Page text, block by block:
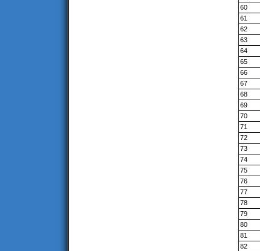
60
61
62
63
64
65
66
67
68
69
70
71
72
73
74
75
76
77
78
79
80
81
82